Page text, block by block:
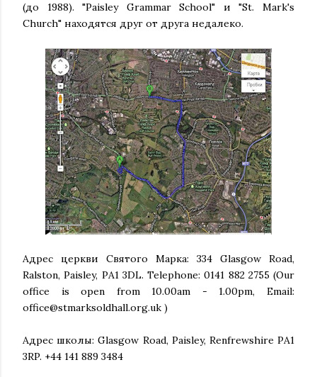
(до 1988). "Paisley Grammar School" и "St. Mark's
Church" находятся друг от друга недалеко.
Адрес церкви Святого Марка: 334 Glasgow Road,
Ralston, Paisley, PA1 3DL. Telephone: 0141 882 2755 (Our
office is open from 10.00am - 1.00pm, Email:
office@stmarksoldhall.org.uk )
Адрес школы: Glasgow Road, Paisley, Renfrewshire PA1
3RP. +44 141 889 3484